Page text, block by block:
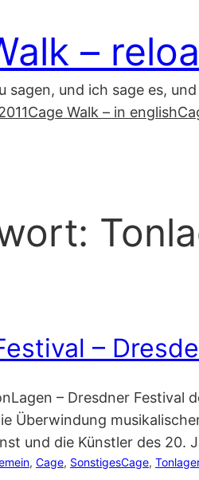
–
sagen, und ich sage es,
Cage Walk – in english
–
– Dresdner Festival
Überwindung
und die Künstler des 20.
, Cage, SonstigesCage,